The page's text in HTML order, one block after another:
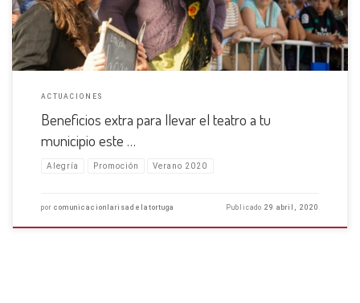
ACTUACIONES
Beneficios extra para llevar el teatro a tu
municipio este …
Alegría Promoción Verano 2020
por comunicacionlarisadelatortuga Publicado29 abril, 2020